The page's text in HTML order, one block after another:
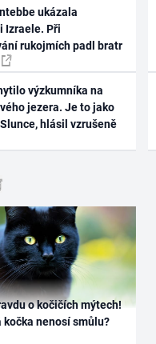
ukázala
Izraele. Při
rukojmích padl bratr
výzkumníka na
jezera. Je to jako
hlásil vzrušeně
o kočičích mýtech!
kočka nenosí smůlu?